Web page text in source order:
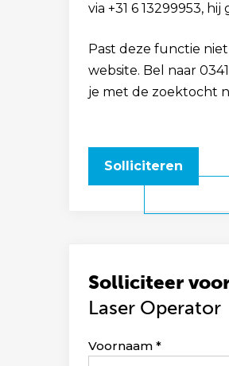
via +31 6 13299953,
Past deze functie
website. Bel naar
je met de zoektocht
Solliciteren
Solliciteer
Laser Operator
Leave
Voornaam